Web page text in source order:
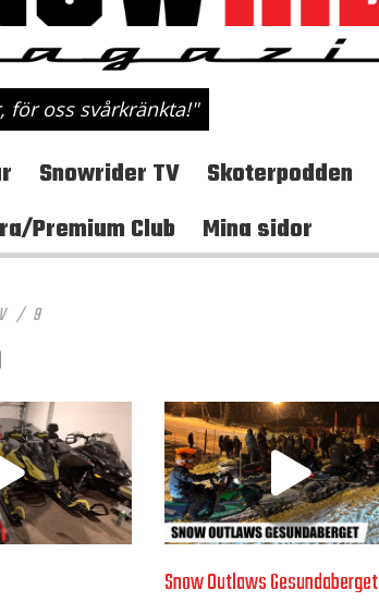
för oss svårkränkta!"
Snowrider TV Skoterpodden
Premium Club
Mina sidor
9
Snow Outlaws Gesundaberget